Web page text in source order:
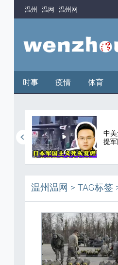
温州 温网 温州网
时事 疫情 体育
中
提
温州温网 >TAG标签